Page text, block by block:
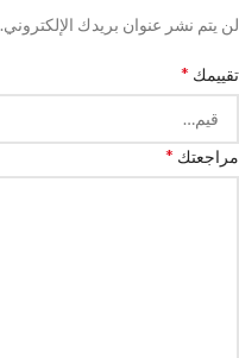
لن يتم نشر عنوان بريدك الإلكتروني.
تقييمك *
مراجعتك *